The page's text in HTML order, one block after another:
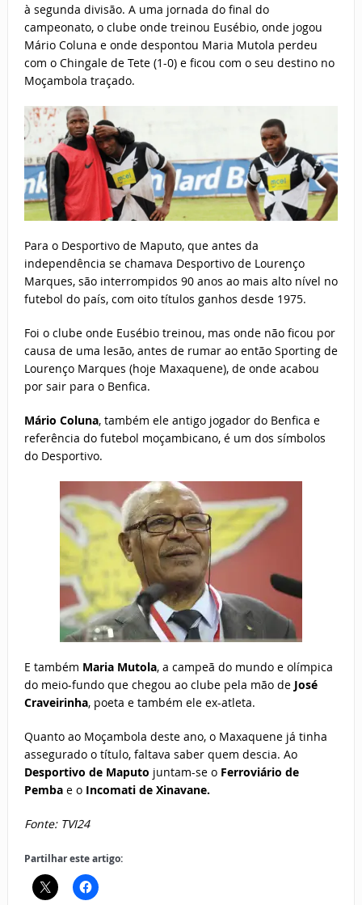
à segunda divisão. A uma jornada do final do
campeonato, o clube onde treinou Eusébio, onde jogou
Mário Coluna e onde despontou Maria Mutola perdeu
com o Chingale de Tete (1-0) e ficou com o seu destino no
Moçambola traçado.
Para o Desportivo de Maputo, que antes da
independência se chamava Desportivo de Lourenço
Marques, são interrompidos 90 anos ao mais alto nível no
futebol do país, com oito títulos ganhos desde 1975.
Foi o clube onde Eusébio treinou, mas onde não ficou por
causa de uma lesão, antes de rumar ao então Sporting de
Lourenço Marques (hoje Maxaquene), de onde acabou
por sair para o Benfica.
Mário Coluna, também ele antigo jogador do Benfica e
referência do futebol moçambicano, é um dos símbolos
do Desportivo.
E também Maria Mutola, a campeã do mundo e olímpica
do meio-fundo que chegou ao clube pela mão de José
Craveirinha, poeta e também ele ex-atleta.
Quanto ao Moçambola deste ano, o Maxaquene já tinha
assegurado o título, faltava saber quem descia. Ao
Desportivo de Maputo juntam-se o Ferroviário de
Pemba e oIncomati de Xinavane.
Fonte: TVI24
Partilhar este artigo: